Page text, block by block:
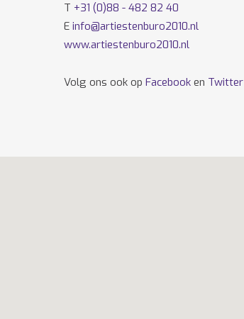
T +31 (0)88 - 482 82 40
E info@artiestenburo2010.nl
www.artiestenburo2010.nl
Volg ons ook op Facebook en Twitter